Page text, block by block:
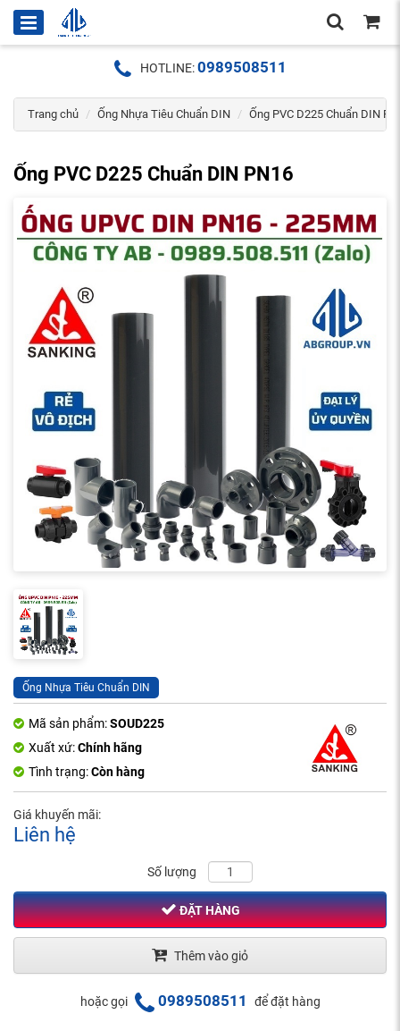
HOTLINE:0989508511
Trang chủ Ống Nhựa Tiêu Chuẩn DIN Ống PVC D225 Chuẩn DIN
Ống PVC D225 Chuẩn DIN PN16
Ống Nhựa Tiêu Chuẩn DIN
Mã sản phẩm:SOUD225
Xuất xứ:Chính hãng
Tình trạng:Còn hàng
Giá khuyến mãi:
Liên hệ
Số lượng
ĐẶT HÀNG
Thêm vào giỏ
hoặc gọi 0989508511 để đặt hàng